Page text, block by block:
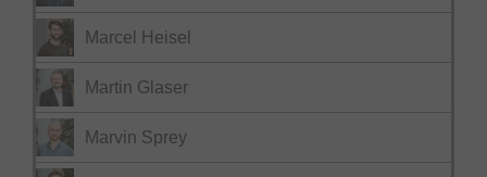
Marcel Heisel
Martin Glaser
Marvin Sprey